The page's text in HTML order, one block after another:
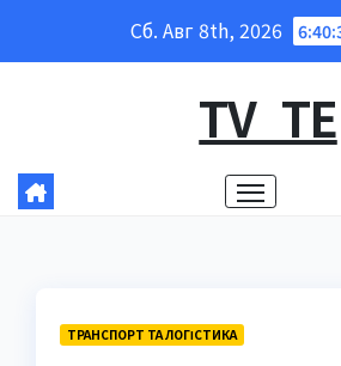
Сб. Авг 8th, 2026
TV_TE
ТРАНСПОРТ ТА ЛОГІСТИКА